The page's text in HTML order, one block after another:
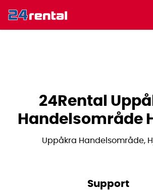
24Rental
Handelsområde
Uppåkra Handelsområde,
Support